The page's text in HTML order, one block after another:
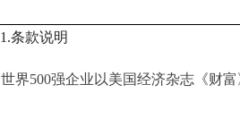
1.条款说明
世界500强企业以美国经济杂志《财